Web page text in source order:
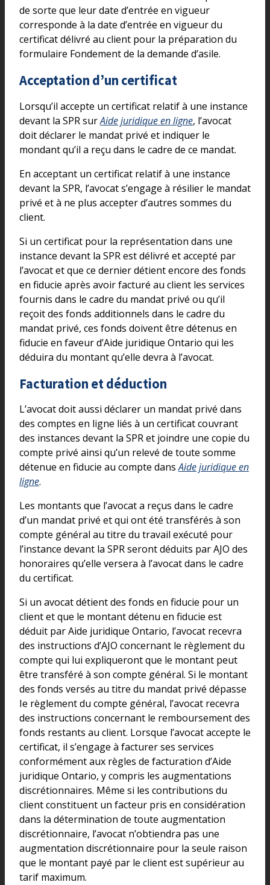
de sorte que leur date d’entrée en vigueur
corresponde à la date d’entrée en vigueur du
certificat délivré au client pour la préparation du
formulaire Fondement de la demande d’asile.
Acceptation d’un certificat
Lorsqu’il accepte un certificat relatif à une instance
devant la SPR surAide juridique en ligne, l’avocat
doit déclarer le mandat privé et indiquer le
mondant qu’il a reçu dans le cadre de ce mandat.
En acceptant un certificat relatif à une instance
devant la SPR, l’avocat s’engage à résilier le mandat
privé et à ne plus accepter d’autres sommes du
client.
Si un certificat pour la représentation dans une
instance devant la SPR est délivré et accepté par
l’avocat et que ce dernier détient encore des fonds
en fiducie après avoir facturé au client les services
fournis dans le cadre du mandat privé ou qu’il
reçoit des fonds additionnels dans le cadre du
mandat privé, ces fonds doivent être détenus en
fiducie en faveur d’Aide juridique Ontario qui les
déduira du montant qu’elle devra à l’avocat.
Facturation et déduction
L’avocat doit aussi déclarer un mandat privé dans
des comptes en ligne liés à un certificat couvrant
des instances devant la SPR et joindre une copie du
compte privé ainsi qu’un relevé de toute somme
détenue en fiducie au compte dansAide juridique en
ligne.
Les montants que l’avocat a reçus dans le cadre
d’un mandat privé et qui ont été transférés à son
compte général au titre du travail exécuté pour
l’instance devant la SPR seront déduits par AJO des
honoraires qu’elle versera à l’avocat dans le cadre
du certificat.
Si un avocat détient des fonds en fiducie pour un
client et que le montant détenu en fiducie est
déduit par Aide juridique Ontario, l’avocat recevra
des instructions d’AJO concernant le règlement du
compte qui lui expliqueront que le montant peut
être transféré à son compte général. Si le montant
des fonds versés au titre du mandat privé dépasse
Ie règlement du compte général, l’avocat recevra
des instructions concernant le remboursement des
fonds restants au client. Lorsque l’avocat accepte le
certificat, il s’engage à facturer ses services
conformément aux règles de facturation d’Aide
juridique Ontario, y compris les augmentations
discrétionnaires. Même si les contributions du
client constituent un facteur pris en considération
dans la détermination de toute augmentation
discrétionnaire, l’avocat n’obtiendra pas une
augmentation discrétionnaire pour la seule raison
que le montant payé par le client est supérieur au
tarif maximum.